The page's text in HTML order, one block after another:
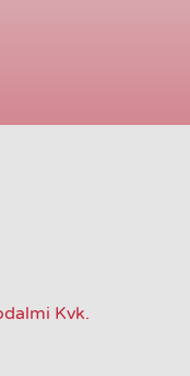
Kvk.